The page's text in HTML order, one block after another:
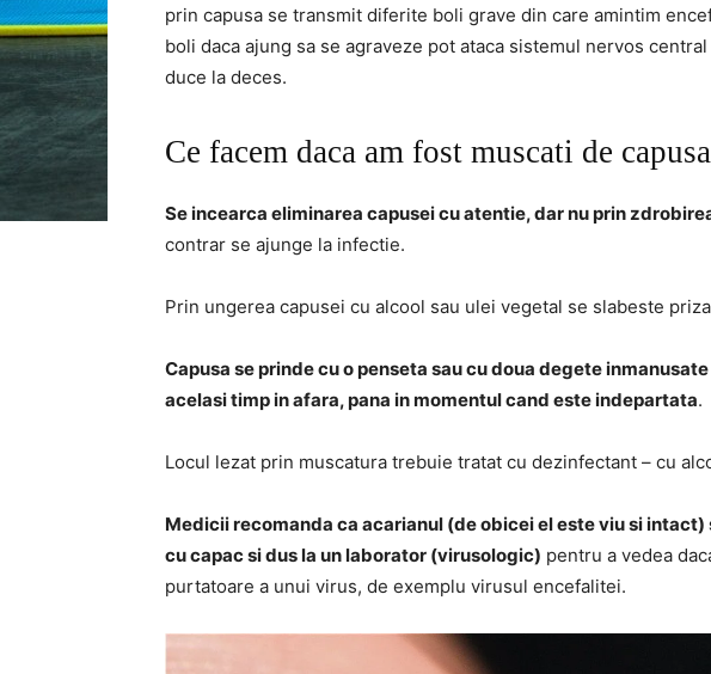
prin capusa se transmit diferite boli grave din care amintim
boli daca ajung sa se agraveze pot ataca sistemul nervos
duce la deces.
Ce facem daca am fost muscati de
Se incearca eliminarea capusei cu atentie, dar nu prin
contrar se ajunge la infectie.
Prin ungerea capusei cu alcool sau ulei vegetal se slabeste
Capusa se prinde cu o penseta sau cu doua degete
acelasi timp in afara, pana in momentul cand este indepartata.
Locul lezat prin muscatura trebuie tratat cu dezinfectant – cu
Medicii recomanda ca acarianul (de obicei el este viu si
cu capac si dus la un laborator (virusologic) pentru a vedea
purtatoare a unui virus, de exemplu virusul encefalitei.